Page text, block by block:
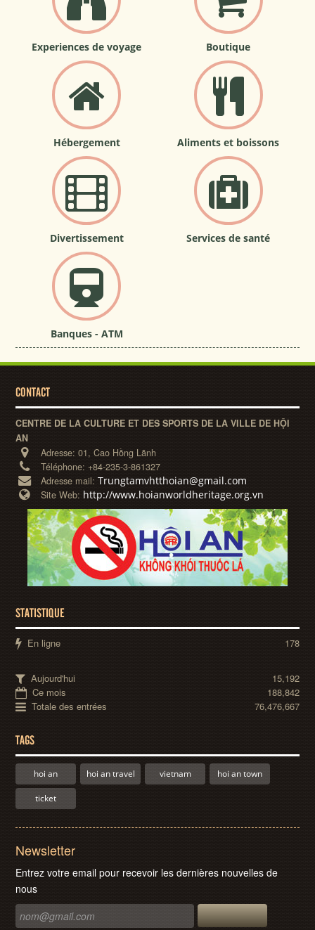
Experiences de voyage Boutique
Hébergement Aliments et boissons
Divertissement Services de santé
Banques - ATM
CONTACT
CENTRE DE LA CULTURE ET DES SPORTS DE LA VILLE DE HỘI
AN
Adresse:01, Cao Hồng Lãnh
Téléphone:+84-235-3-861327
Adresse mail:Trungtamvhtthoian@gmail.com
Site Web: http://www.hoianworldheritage.org.vn
STATISTIQUE
En ligne 178
Aujourd'hui
15,192
Ce mois
188,842
Totale des entrées
76,476,667
TAGS
hoi an hoi an travel vietnam hoi an town
ticket
Newsletter
Entrez votre email pour recevoir les dernières nouvelles de
nous